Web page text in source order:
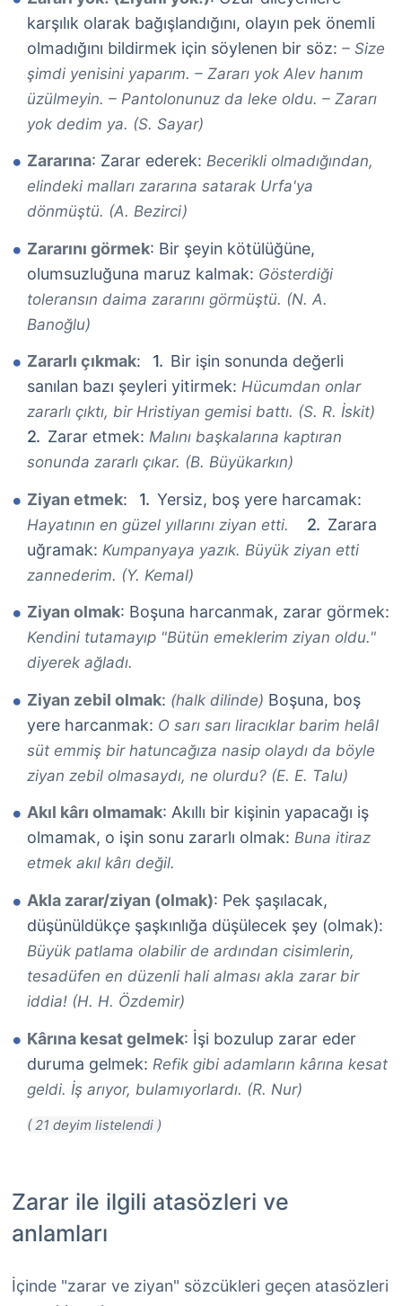
karşılık olarak bağışlandığını, olayın pek önemli
olmadığını bildirmek için söylenen bir söz: – Size
şimdi yenisini yaparım. – Zararı yok Alev hanım
üzülmeyin. – Pantolonunuz da leke oldu. – Zararı
yok dedim ya. (S. Sayar)
Zararına: Zarar ederek: Becerikli olmadığından,
elindeki malları zararına satarak Urfa'ya
dönmüştü. (A. Bezirci)
Zararını görmek: Bir şeyin kötülüğüne,
olumsuzluğuna maruz kalmak: Gösterdiği
toleransın daima zararını görmüştü. (N. A.
Banoğlu)
Zararlı çıkmak:
Bir işin sonunda değerli
sanılan bazı şeyleri yitirmek: Hücumdan onlar
zararlı çıktı, bir Hristiyan gemisi battı. (S. R. İskit)
Zarar etmek: Malını başkalarına kaptıran
sonunda zararlı çıkar. (B. Büyükarkın)
Ziyan etmek: Yersiz, boş yere harcamak:
Hayatının en güzel yıllarını ziyan etti.
Zarara
uğramak: Kumpanyaya yazık. Büyük ziyan etti
zannederim. (Y. Kemal)
Ziyan olmak: Boşuna harcanmak, zarar görmek:
Kendini tutamayıp "Bütün emeklerim ziyan oldu."
diyerek ağladı.
Ziyan zebil olmak: (halk dilinde) Boşuna, boş
yere harcanmak: O sarı sarı liracıklar barim helâl
süt emmiş bir hatuncağıza nasip olaydı da böyle
ziyan zebil olmasaydı, ne olurdu? (E. E. Talu)
Akıl kârı olmamak: Akıllı bir kişinin yapacağı iş
olmamak, o işin sonu zararlı olmak: Buna itiraz
etmek akıl kârı değil.
Akla zarar/ziyan (olmak): Pek şaşılacak,
düşünüldükçe şaşkınlığa düşülecek şey (olmak):
Büyük patlama olabilir de ardından cisimlerin,
tesadüfen en düzenli hali alması akla zarar bir
iddia! (H. H. Özdemir)
Kârına kesat gelmek: İşi bozulup zarar eder
duruma gelmek: Refik gibi adamların kârına kesat
geldi. İş arıyor, bulamıyorlardı. (R. Nur)
Zarar ile ilgili atasözleri ve
anlamları
İçinde "zarar ve ziyan" sözcükleri geçen atasözleri